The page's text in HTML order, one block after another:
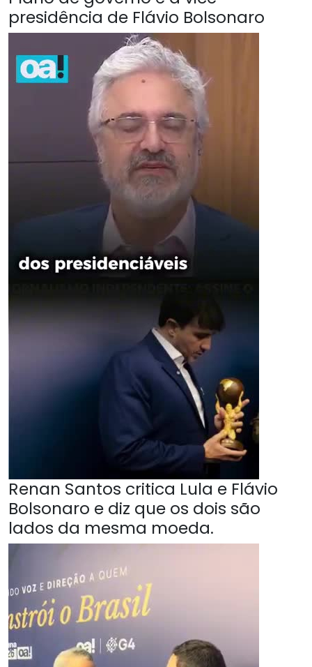
presidência de Flávio Bolsonaro
Renan Santos critica Lula e Flávio
Bolsonaro e diz que os dois são
lados da mesma moeda.